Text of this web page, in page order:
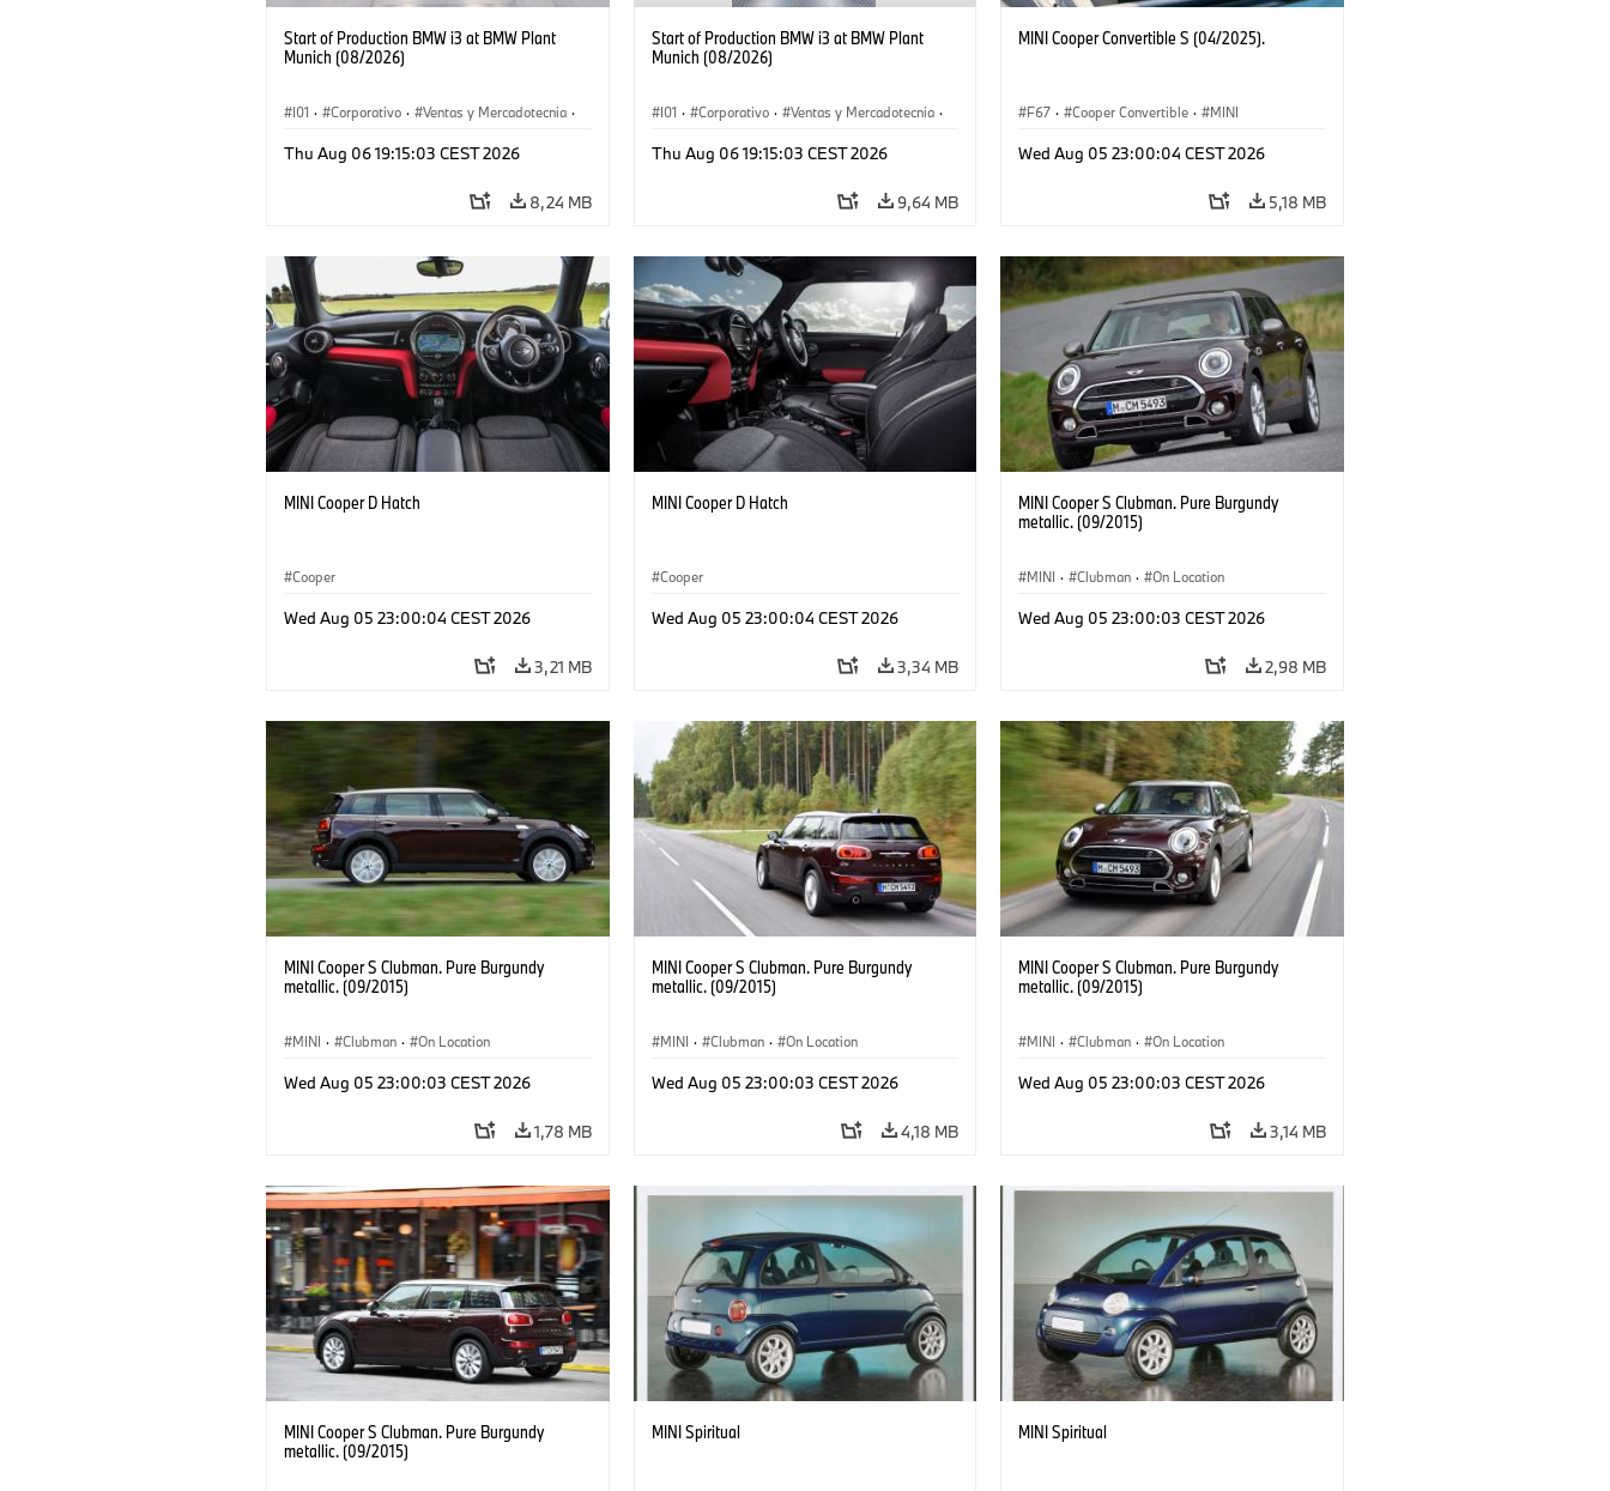
Start of Production BMW i3 at BMW Plant
Munich (08/2026)
I01 · Corporativo · Ventas y Mercadotecnia ·
Thu Aug 06 19:15:03 CEST 2026
8,24 MB
Start of Production BMW i3 at BMW Plant
Munich (08/2026)
I01 · Corporativo · Ventas y Mercadotecnia ·
Thu Aug 06 19:15:03 CEST 2026
9,64 MB
MINI Cooper Convertible S (04/2025).
F67 · Cooper Convertible · MINI
Wed Aug 05 23:00:04 CEST 2026
5,18 MB
MINI Cooper D Hatch
Cooper
Wed Aug 05 23:00:04 CEST 2026
3,21 MB
MINI Cooper D Hatch
Cooper
Wed Aug 05 23:00:04 CEST 2026
3,34 MB
MINI Cooper S Clubman. Pure Burgundy
metallic. (09/2015)
MINI · Clubman · On Location
Wed Aug 05 23:00:03 CEST 2026
2,98 MB
MINI Cooper S Clubman. Pure Burgundy
metallic. (09/2015)
MINI · Clubman · On Location
Wed Aug 05 23:00:03 CEST 2026
1,78 MB
MINI Cooper S Clubman. Pure Burgundy
metallic. (09/2015)
MINI · Clubman · On Location
Wed Aug 05 23:00:03 CEST 2026
4,18 MB
MINI Cooper S Clubman. Pure Burgundy
metallic. (09/2015)
MINI · Clubman · On Location
Wed Aug 05 23:00:03 CEST 2026
3,14 MB
MINI Cooper S Clubman. Pure Burgundy
metallic. (09/2015)
MINI Spiritual MINI Spiritual